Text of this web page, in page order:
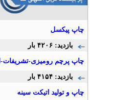
چاپ پیکسل
بازدید: ۴۲۰۶ بار
چاپ پرچم رومیزی-تشریفات-
بازدید: ۴۱۵۴ بار
چاپ و تولید اتیکت سینه